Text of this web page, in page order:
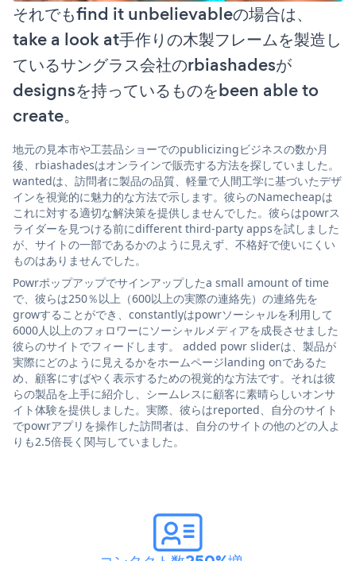
それでもfind it unbelievableの場合は、
take a look at手作りの木製フレームを製造し
ているサングラス会社のrbiashadesが
designsを持っているものをbeen able to
create。
地元の見本市や工芸品ショーでのpublicizingビジネスの数か月
後、rbiashadesはオンラインで販売する方法を探していました。
wantedは、訪問者に製品の品質、軽量で人間工学に基づいたデザ
インを視覚的に魅力的な方法で示します。彼らのNamecheapは
これに対する適切な解決策を提供しませんでした。彼らはpowrス
ライダーを見つける前にdifferent third-party appsを試しました
が、サイトの一部であるかのように見えず、不格好で使いにくい
ものはありませんでした。
Powrポップアップでサインアップしたa small amount of time
で、彼らは250％以上（600以上の実際の連絡先）の連絡先を
growすることができ、constantlyはpowrソーシャルを利用して
6000人以上のフォロワーにソーシャルメディアを成長させました
彼らのサイトでフィードします。 added powr sliderは、製品が
実際にどのように見えるかをホームページlanding onであるた
め、顧客にすばやく表示するための視覚的な方法です。それは彼
らの製品を上手に紹介し、シームレスに顧客に素晴らしいオンサ
イト体験を提供しました。実際、彼らはreported、自分のサイト
でpowrアプリを操作した訪問者は、自分のサイトの他のどの人よ
りも2.5倍長く関与していました。